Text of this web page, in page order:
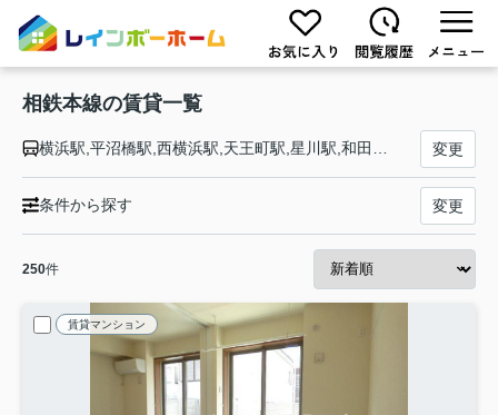
相鉄本線の賃貸一覧
横浜駅,平沼橋駅,西横浜駅,天王町駅,星川駅,和田町駅,上星川駅,西谷駅,鶴ケ峰駅,二俣川駅,希望ケ丘駅,三ツ境駅,瀬谷駅,大和駅,相模大塚駅,さがみ野駅,かしわ台駅,海老名駅 変更
条件から探す 変更
250件
賃貸マンション